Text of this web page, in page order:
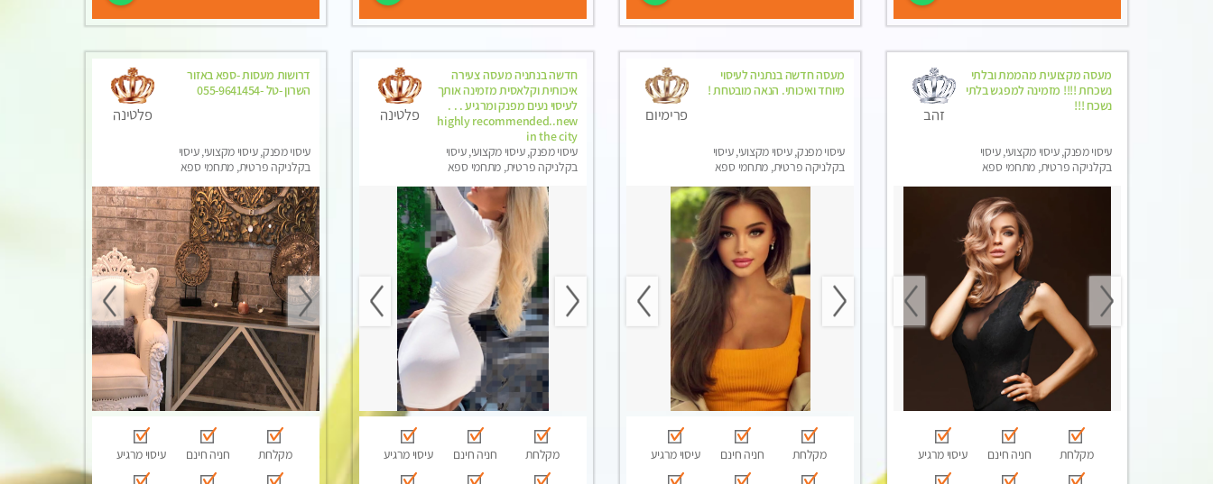
מעסה מקצועית מהממת ובלתי
נשכחת !!!! מזמינה למפגש בלתי
נשכח !!!
עיסוי מפנק, עיסוי מקצועי, עיסוי
בקלניקה פרטית, מתחמי ספא
זהב
מקלחת חניה חינם עיסוי מרגיע
מעסה חדשה בנתניה לעיסוי
מיוחד ואיכותי. הנאה מובטחת !
עיסוי מפנק, עיסוי מקצועי, עיסוי
בקלניקה פרטית, מתחמי ספא
פרימיום
מקלחת חניה חינם עיסוי מרגיע
חדשה בנתניה מעסה צעירה
איכותית וקלאסית מזמינה אותך
לעיסוי נעים מפנק ומרגיע . . .
highly recommended..new
in the city
עיסוי מפנק, עיסוי מקצועי, עיסוי
בקלניקה פרטית, מתחמי ספא
פלטינה
מקלחת חניה חינם עיסוי מרגיע
דרושות מעסות -ספא באזור
השרון -טל -055-9641454‬
עיסוי מפנק, עיסוי מקצועי, עיסוי
בקלניקה פרטית, מתחמי ספא
טנטרה
פלטינה
מקלחת חניה חינם עיסוי מרגיע